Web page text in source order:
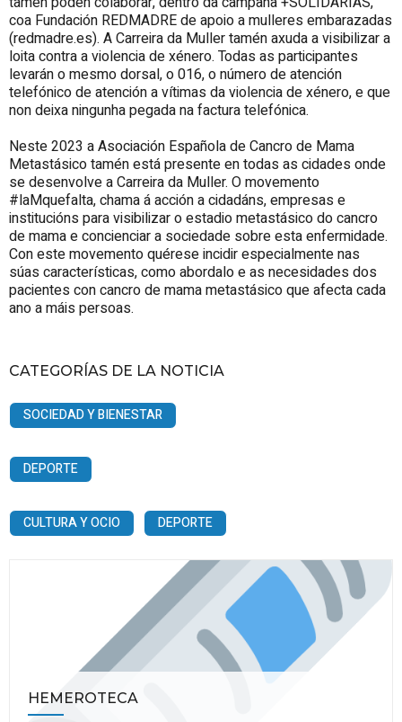
coa Fundación REDMADRE de apoio a mulleres embarazadas
(redmadre.es). A Carreira da Muller tamén axuda a visibilizar a
loita contra a violencia de xénero. Todas as participantes
levarán o mesmo dorsal, o 016, o número de atención
telefónico de atención a vítimas da violencia de xénero, e que
non deixa ningunha pegada na factura telefónica.
Neste 2023 a Asociación Española de Cancro de Mama
Metastásico tamén está presente en todas as cidades onde
se desenvolve a Carreira da Muller. O movemento
#laMquefalta, chama á acción a cidadáns, empresas e
institucións para visibilizar o estadio metastásico do cancro
de mama e concienciar a sociedade sobre esta enfermidade.
Con este movemento quérese incidir especialmente nas
súas características, como abordalo e as necesidades dos
pacientes con cancro de mama metastásico que afecta cada
ano a máis persoas.
CATEGORÍAS DE LA NOTICIA
SOCIEDAD Y BIENESTAR
DEPORTE
CULTURA Y OCIO DEPORTE
HEMEROTECA